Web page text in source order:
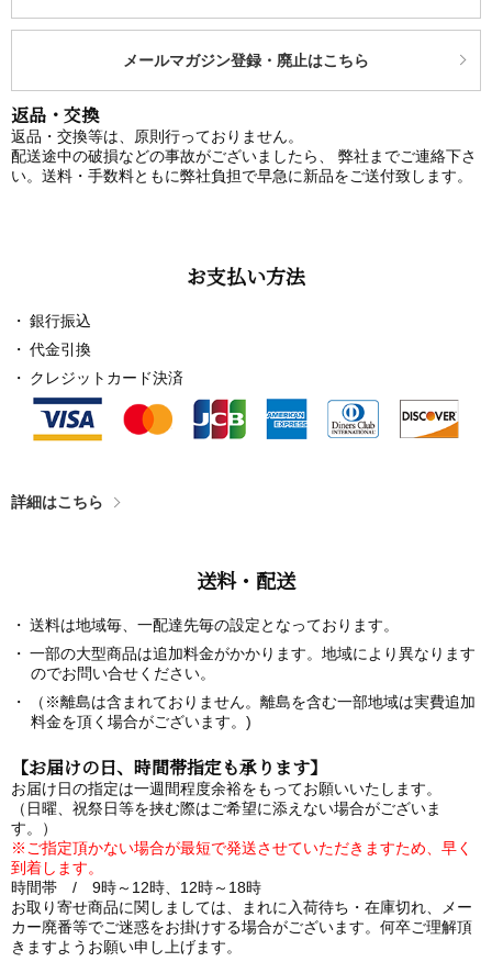
メールマガジン登録・廃止はこちら
返品・交換
返品・交換等は、原則行っておりません。
配送途中の破損などの事故がございましたら、 弊社までご連絡下さ
い。送料・手数料ともに弊社負担で早急に新品をご送付致します。
お支払い方法
銀行振込
代金引換
クレジットカード決済
詳細はこちら
送料・配送
送料は地域毎、一配達先毎の設定となっております。
一部の大型商品は追加料金がかかります。地域により異なります
のでお問い合せください。
（※離島は含まれておりません。離島を含む一部地域は実費追加
料金を頂く場合がございます。)
【お届けの日、時間帯指定も承ります】
お届け日の指定は一週間程度余裕をもってお願いいたします。
（日曜、祝祭日等を挟む際はご希望に添えない場合がございま
す。）
※ご指定頂かない場合が最短で発送させていただきますため、早く
到着します。
時間帯 / 9時～12時、12時～18時
お取り寄せ商品に関しましては、まれに入荷待ち・在庫切れ、メー
カー廃番等でご迷惑をお掛けする場合がございます。何卒ご理解頂
きますようお願い申し上げます。